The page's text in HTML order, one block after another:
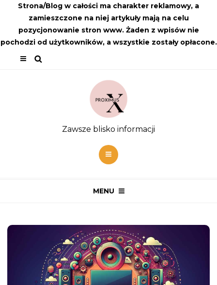
Strona/Blog w całości ma charakter reklamowy, a
zamieszczone na niej artykuły mają na celu
pozycjonowanie stron www. Żaden z wpisów nie
pochodzi od użytkowników, a wszystkie zostały opłacone.
Zawsze blisko informacji
MENU